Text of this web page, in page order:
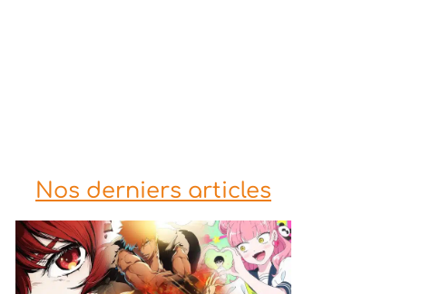
Nos derniers articles